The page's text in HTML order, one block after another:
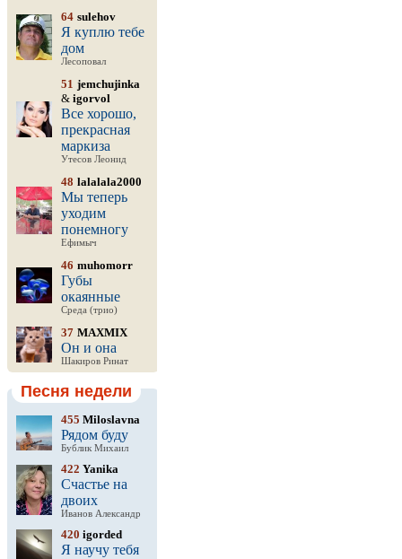
64 sulehov
Я куплю тебе
дом
Лесоповал
51 jemchujinka
& igorvol
Все хорошо,
прекрасная
маркиза
Утесов Леонид
48 lalalala2000
Мы теперь
уходим
понемногу
Ефимыч
46 muhomorr
Губы
окаянные
Среда (трио)
37 MAXMIX
Он и она
Шакиров Ринат
Песня недели
455 Miloslavna
Рядом буду
Бублик Михаил
422 Yanika
Счастье на
двоих
Иванов Александр
420 igorded
Я научу тебя